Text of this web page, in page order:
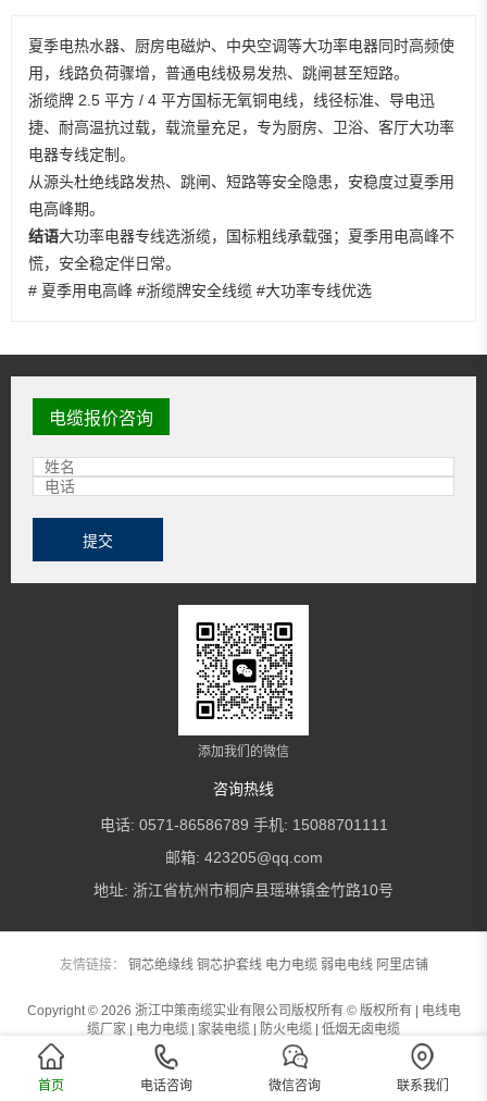
夏季电热水器、厨房电磁炉、中央空调等大功率电器同时高频使
用，线路负荷骤增，普通电线极易发热、跳闸甚至短路。
浙缆牌 2.5 平方 / 4 平方国标无氧铜电线，线径标准、导电迅
捷、耐高温抗过载，载流量充足，专为厨房、卫浴、客厅大功率
电器专线定制。
从源头杜绝线路发热、跳闸、短路等安全隐患，安稳度过夏季用
电高峰期。
结语大功率电器专线选浙缆，国标粗线承载强；夏季用电高峰不
慌，安全稳定伴日常。
# 夏季用电高峰 #浙缆牌安全线缆 #大功率专线优选
电缆报价咨询
提交
添加我们的微信
咨询热线
电话: 0571-86586789 手机: 15088701111
邮箱: 423205@qq.com
地址: 浙江省杭州市桐庐县瑶琳镇金竹路10号
友情链接： 铜芯绝缘线 铜芯护套线 电力电缆 弱电电线 阿里店铺
Copyright © 2026 浙江中策南缆实业有限公司版权所有 © 版权所有 | 电线电
缆厂家 | 电力电缆 | 家装电缆 | 防火电缆 | 低烟无卤电缆
浙ICP备2021003793号-1
浙公网安备 33012202330974号
首页 电话咨询 微信咨询 联系我们